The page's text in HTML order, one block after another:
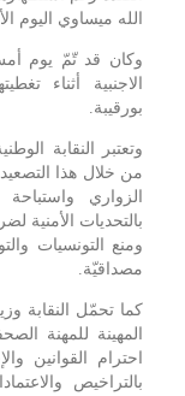
الله ميساوي اليوم
وكان قد تّمّ يوم
الاجنبية أثناء
بورقيبة.
وتعتبر النقابة
من خلال هذا
الزواري
بالتحديات
ومنع التونسيات
مصداقيّة.
كما تحمّل النقابة
المهينة للمهنة
احترام القوانين
بالتراخيص